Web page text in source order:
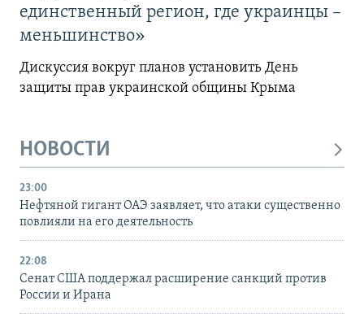
единственный регион, где украинцы –
меньшинство»
Дискуссия вокруг планов установить День
защиты прав украинской общины Крыма
НОВОСТИ
23:00
Нефтяной гигант ОАЭ заявляет, что атаки существенно
повлияли на его деятельность
22:08
Сенат США поддержал расширение санкций против
России и Ирана